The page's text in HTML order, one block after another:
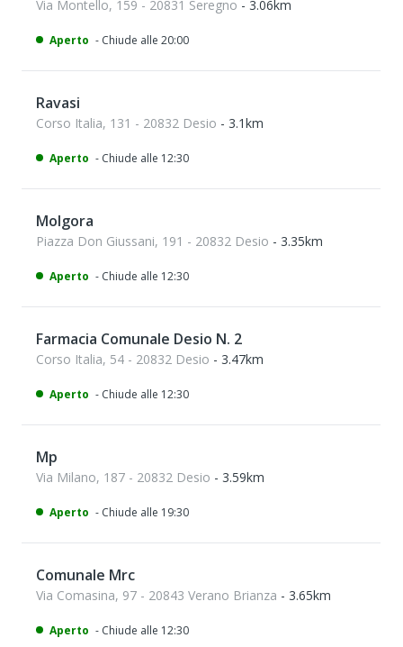
Via Montello, 159 - 20831 Seregno - 3.06km
Aperto - Chiude alle 20:00
Ravasi
Corso Italia, 131 - 20832 Desio - 3.1km
Aperto - Chiude alle 12:30
Molgora
Piazza Don Giussani, 191 - 20832 Desio - 3.35km
Aperto - Chiude alle 12:30
Farmacia Comunale Desio N. 2
Corso Italia, 54 - 20832 Desio - 3.47km
Aperto - Chiude alle 12:30
Mp
Via Milano, 187 - 20832 Desio - 3.59km
Aperto - Chiude alle 19:30
Comunale Mrc
Via Comasina, 97 - 20843 Verano Brianza - 3.65km
Aperto - Chiude alle 12:30